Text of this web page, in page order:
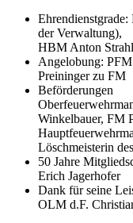
der Verwaltung),
HBM Anton
Angelobung:
Preininger zu FM
Beförderungen
Winkelbauer, FM
Löschmeisterin
50 Jahre
Erich Jagerhofer
Dank für seine
OLM d.F.